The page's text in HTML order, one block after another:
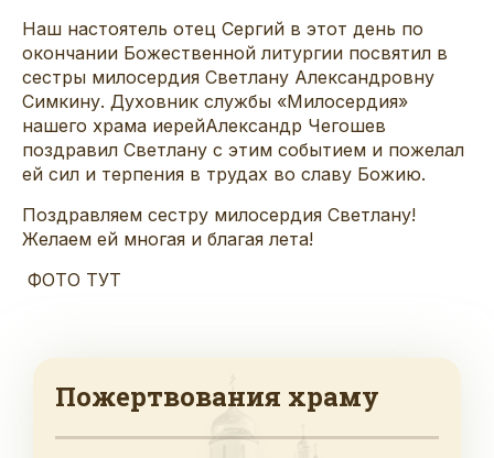
Наш настоятель отец Сергий в этот день по
окончании Божественной литургии посвятил в
сестры милосердия Светлану Александровну
Симкину. Духовник службы «Милосердия»
нашего храма иерейАлександр Чегошев
поздравил Светлану с этим событием и пожелал
ей сил и терпения в трудах во славу Божию.
Поздравляем сестру милосердия Светлану!
Желаем ей многая и благая лета!
ФОТО ТУТ
Пожертвования храму